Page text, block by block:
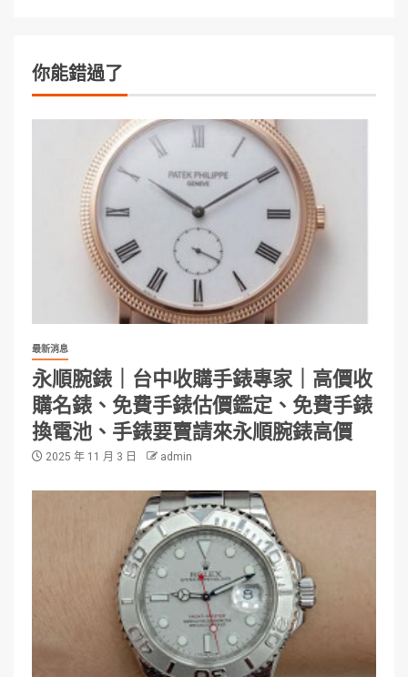
你能錯過了
最新消息
永順腕錶｜台中收購手錶專家｜高價收
購名錶、免費手錶估價鑑定、免費手錶
換電池、手錶要賣請來永順腕錶高價
2025 年 11 月 3 日 admin